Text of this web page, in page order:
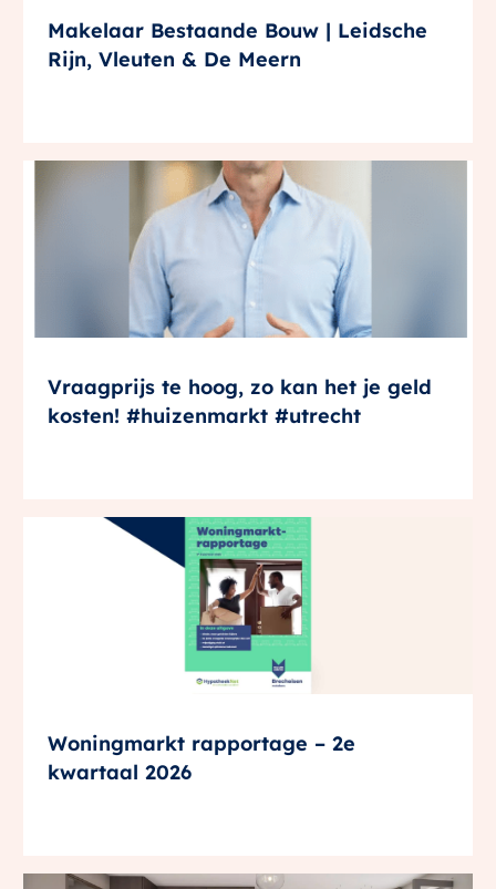
Makelaar Bestaande Bouw | Leidsche
Rijn, Vleuten & De Meern
Vraagprijs te hoog, zo kan het je geld
kosten! #huizenmarkt #utrecht
Woningmarkt rapportage – 2e
kwartaal 2026